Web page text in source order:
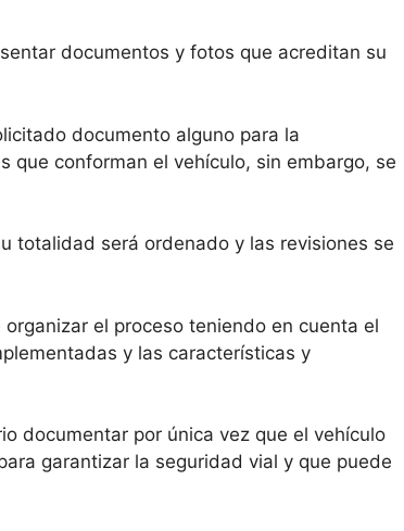
documentos y fotos que acreditan su
documento alguno para la
que conforman el vehículo, sin embargo, se
totalidad será ordenado y las revisiones se
el proceso teniendo en cuenta el
y las características y
documentar por única vez que el vehículo
garantizar la seguridad vial y que puede